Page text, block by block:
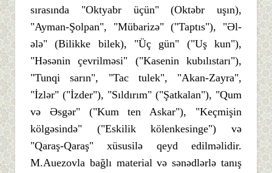
sırasında "Oktyabr üçün" (Oktəbr uşın),
"Ayman-Şolpan", "Mübarizə" ("Taptıs"), "Əl-
ələ" (Bilikke bilek), "Üç gün" ("Uş kun"),
"Həsənin çevrilməsi" ("Kasenin kubılıstarı"),
"Tunqi sarın", "Tac tulek", "Akan-Zayra",
"İzlər" ("İzder"), "Sıldırım" ("Şatkalan"), "Qum
və Əsgər" ("Kum ten Askar"), "Keçmişin
kölgəsində" ("Eskilik kölenkesinge") və
"Qaraş-Qaraş" xüsusilə qeyd edilməlidir.
M.Auezovla bağlı material və sənədlərlə tanış